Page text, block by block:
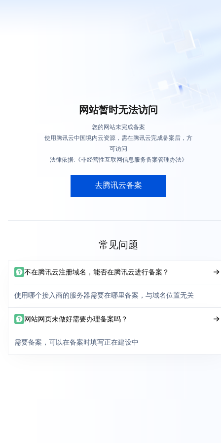
网站暂时无法访问
您的网站未完成备案
使用腾讯云中国境内云资源，需在腾讯云完成备案后，方
可访问
法律依据:《非经营性互联网信息服务备案管理办法》
去腾讯云备案
常见问题
不在腾讯云注册域名，能否在腾讯云进行备案？
使用哪个接入商的服务器需要在哪里备案，与域名位置无关
网站网页未做好需要办理备案吗？
需要备案，可以在备案时填写正在建设中